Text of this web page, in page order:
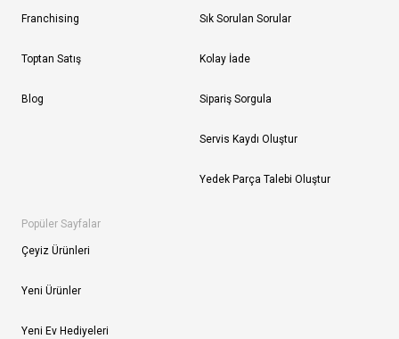
Franchising
Toptan Satış
Blog
Sık Sorulan Sorular
Kolay İade
Sipariş Sorgula
Servis Kaydı Oluştur
Yedek Parça Talebi Oluştur
Popüler Sayfalar
Çeyiz Ürünleri
Yeni Ürünler
Yeni Ev Hediyeleri